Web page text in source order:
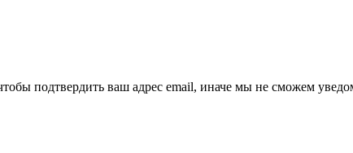
подтвердить ваш адрес email, иначе мы не сможем